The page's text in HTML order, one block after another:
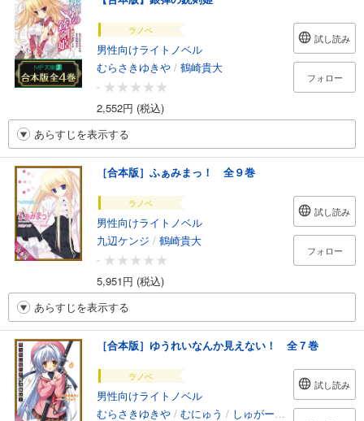
ラノベ
男性向けライトノベル
むらさきゆきや / 鶴崎貴大
-
2,552円 (税込)
試し読み
フォロー
あらすじを表示する
［合本版］ふぁみまっ！ 全９巻
ラノベ
男性向けライトノベル
九辺ケンジ / 鶴崎貴大
-
5,951円 (税込)
試し読み
フォロー
あらすじを表示する
［合本版］ゆうれいなんか見えない！ 全７巻
ラノベ
男性向けライトノベル
むらさきゆきや / むにゅう / しゅがーピコラ
試し読み